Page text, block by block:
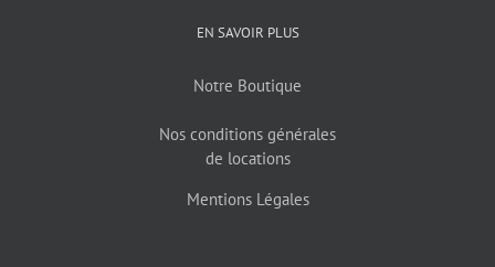
EN SAVOIR PLUS
Notre Boutique
Nos conditions générales
de locations
Mentions Légales